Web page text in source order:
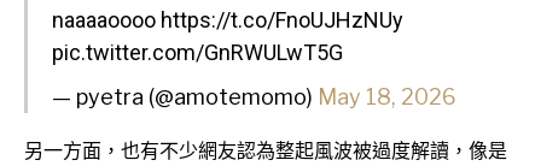
naaaaoooo https://t.co/FnoUJHzNUy
pic.twitter.com/GnRWULwT5G
— pyetra (@amotemomo) May 18, 2026
另一方面，也有不少網友認為整起風波被過度解讀，像是